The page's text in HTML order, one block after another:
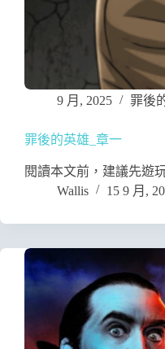
9 月, 2025 罪後
罪後的英雄_章一
閱讀本文前，建議先遊
Wallis
15 9 月,